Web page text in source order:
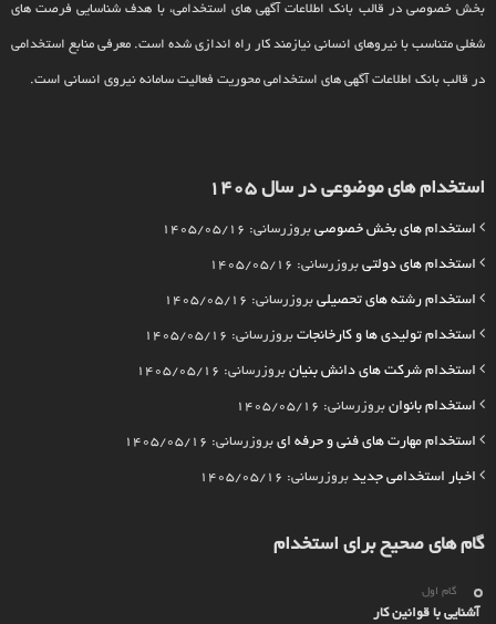
بخش خصوصی در قالب بانک اطلاعات آگهی های استخدامی، با هدف شناسایی فرصت های
شغلی متناسب با نیروهای انسانی نیازمند کار راه اندازی شده است. معرفی منابع استخدامی
در قالب بانک اطلاعات آگهی های استخدامی محوریت فعالیت سامانه نیروی انسانی است.
استخدام های موضوعی در سال 1405
استخدام های بخش خصوصی بروزرسانی: 1405/05/16
استخدام های دولتی بروزرسانی: 1405/05/16
استخدام رشته های تحصیلی بروزرسانی: 1405/05/16
استخدام تولیدی ها و کارخانجات بروزرسانی: 1405/05/16
استخدام شرکت های دانش بنیان بروزرسانی: 1405/05/16
استخدام بانوان بروزرسانی: 1405/05/16
استخدام مهارت های فنی و حرفه ای بروزرسانی: 1405/05/16
اخبار استخدامی جدید بروزرسانی: 1405/05/16
گام های صحیح برای استخدام
گام اول
آشنایی با قوانین کار